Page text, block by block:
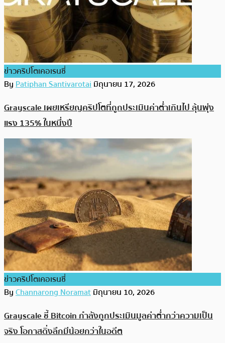
ข่าวคริปโตเคอเรนซี่
ByPatiphan Santivarotaiมิถุนายน 17, 2026
Grayscale เผยเหรียญคริปโตที่ถูกประเมินค่าต่ำเกินไป ลุ้นพุ่ง
แรง 135% ในหนึ่งปี
ข่าวคริปโตเคอเรนซี่
ByChannarong Noramatมิถุนายน 10, 2026
Grayscale ชี้ Bitcoin กำลังถูกประเมินมูลค่าต่ำกว่าความเป็น
จริง โอกาสดิ่งลึกมีน้อยกว่าในอดีต